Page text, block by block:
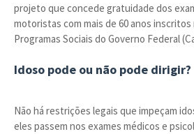
projeto que concede gratuidade dos
motoristas com mais de 60 anos
Programas Sociais do Governo Federal
Idoso pode ou não pode dirigir?
Não há restrições legais que impeçam
eles passem nos exames médicos e